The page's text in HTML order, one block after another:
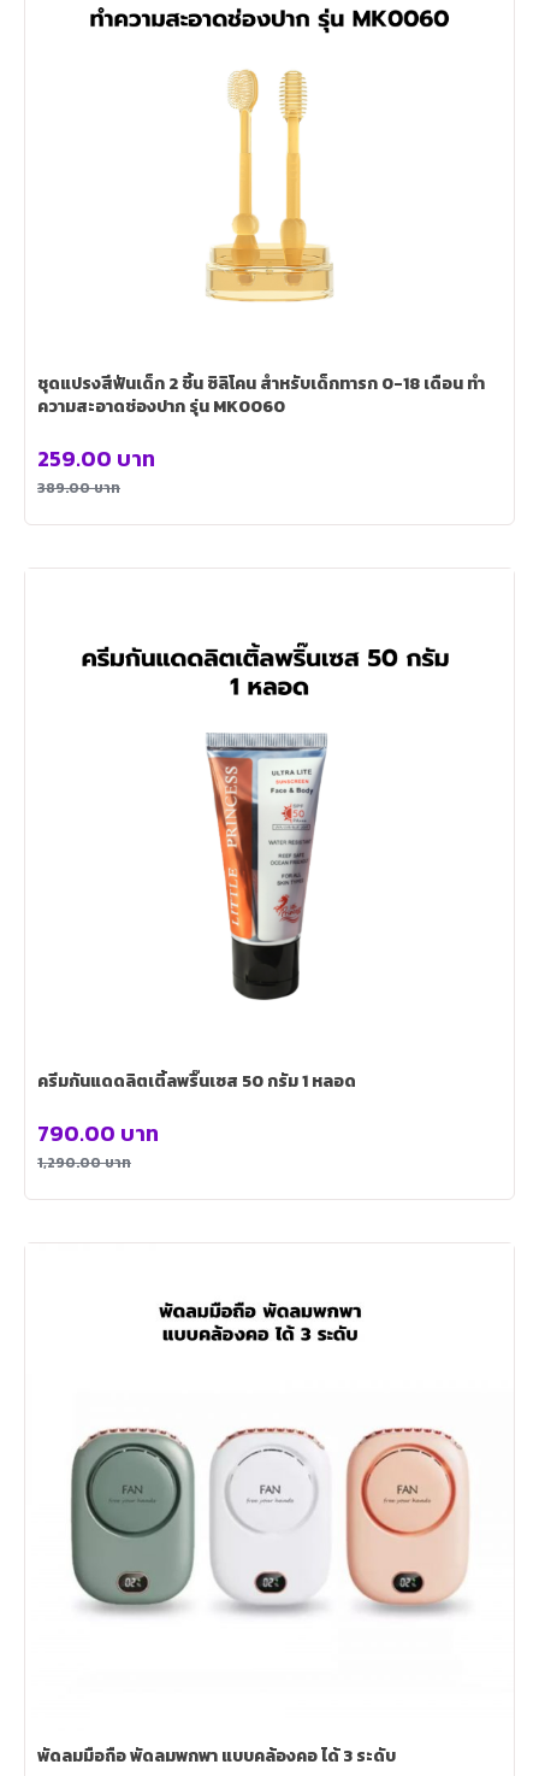
ชุดแปรงสีฟันเด็ก 2 ชิ้น ซิลิโคน สําหรับเด็กทารก 0-18 เดือน ทํา
ความสะอาดช่องปาก รุ่น MK0060
389.00บาท
259.00 บาท
ครีมกันแดดลิตเติ้ลพริ๊นเซส 50 กรัม 1 หลอด
1,290.00บาท
790.00 บาท
พัดลมมือถือ พัดลมพกพา แบบคล้องคอ ได้ 3 ระดับ